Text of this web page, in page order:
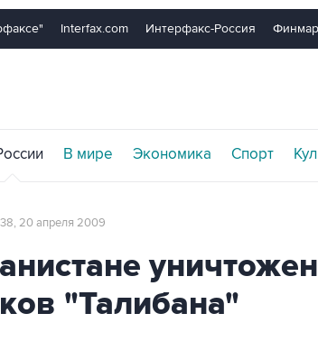
Interfax.com Интерфакс-Россия
В мире Экономика Спорт
20 апреля 2009
"Талибана"